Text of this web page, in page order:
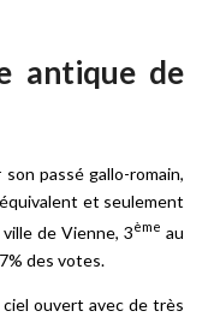
antique de
passé gallo-romain,
et seulement
de Vienne, 3ème au
des votes.
ouvert avec de très